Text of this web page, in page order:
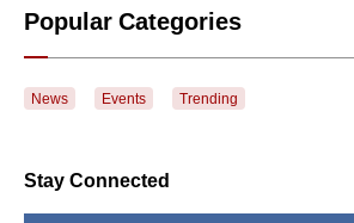
Popular Categories
News Events Trending
Stay Connected